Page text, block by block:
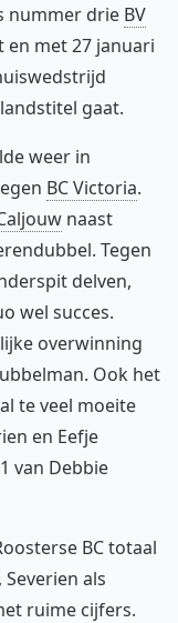
nummer drie BV
en met 27 januari
gaat.
weer in
BC Victoria.
naast
Tegen
delven,
wel succes.
overwinning
Ook het
te veel moeite
en Eefje
van Debbie
BC totaal
als
ruime cijfers.